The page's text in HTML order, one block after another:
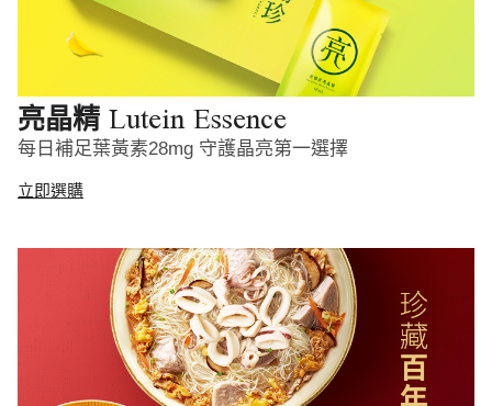
亮晶精 Lutein Essence
每日補足葉黃素28mg 守護晶亮第一選擇
立即選購